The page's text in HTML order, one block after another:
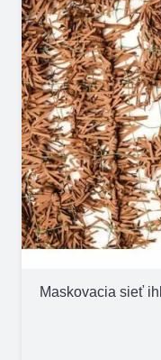
Maskovacia sieť